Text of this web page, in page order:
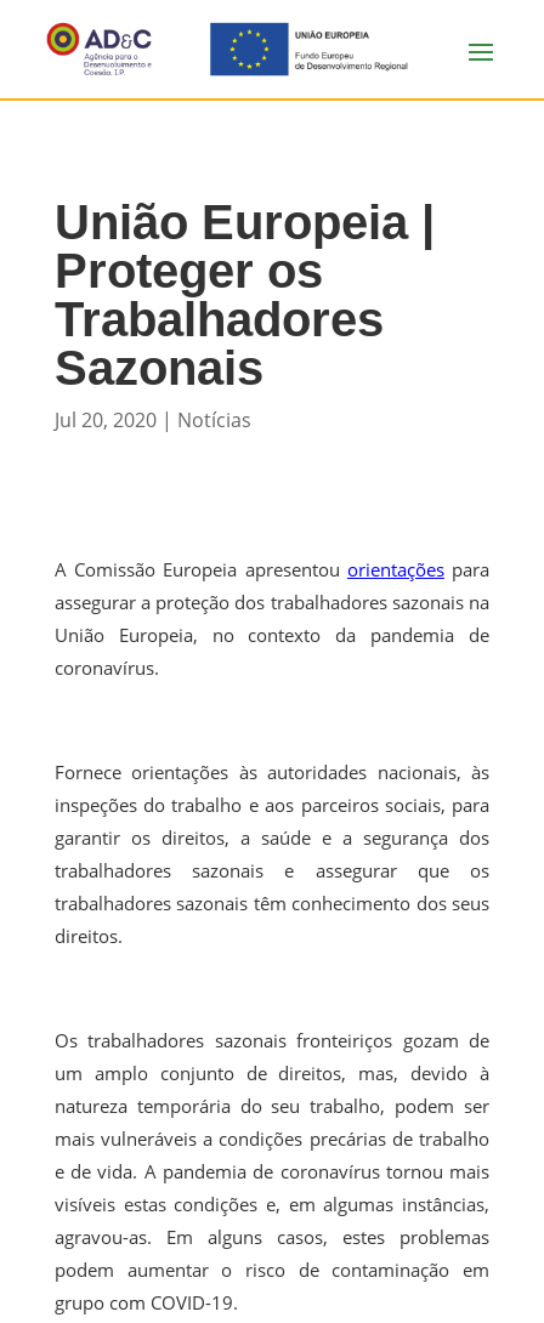
União Europeia |
Proteger os
Trabalhadores
Sazonais
Jul 20, 2020| Notícias
A Comissão Europeia apresentou orientaçõespara
assegurar a proteção dos trabalhadores sazonais na
União Europeia, no contexto da pandemia de
coronavírus.
Fornece orientações às autoridades nacionais, às
inspeções do trabalho e aos parceiros sociais, para
garantir os direitos, a saúde e a segurança dos
trabalhadores sazonais e assegurar que os
trabalhadores sazonais têm conhecimento dos seus
direitos.
Os trabalhadores sazonais fronteiriços gozam de
um amplo conjunto de direitos, mas, devido à
natureza temporária do seu trabalho, podem ser
mais vulneráveis a condições precárias de trabalho
e de vida. A pandemia de coronavírus tornou mais
visíveis estas condições e, em algumas instâncias,
agravou-as. Em alguns casos, estes problemas
podem aumentar o risco de contaminação em
grupo com COVID-19.